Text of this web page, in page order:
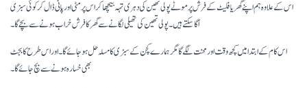
اس کے علاوہ ہم اپنے گھر یا فلیٹ کے فرش پر موٹے پولی تھین کی دہری تہہ بیچھا کر اس پر مٹی اور پانی ڈال کر کوئی سبزی
اُگا سکتے ہیں ۔ پولی تھین کی تھیلی لگانے سے گھر کا فرش خراب ہونے سے بچے گا ۔
اس کام کے ابتدا میں کچھ وقت اور محنت لگے گا مگر ہمارے کچن کے سبزی کا مسلہ حل ہو جائے گا ۔ اور اس طرح کا بجٹ
بھی خسارہ ہونے سے بچ جائے گا ۔